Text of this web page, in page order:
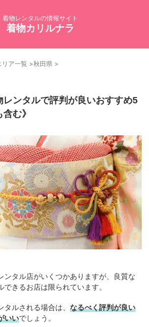
着物レンタルの情報サイト
着物カリルナラ
リア一覧 >秋田県 >
レンタルで評判が良いおすすめ5
む》
ンタル店がいくつかありますが、良質な
きるお店は限られています。
ルされる場合は、 なるべく評判が良い
いいでしょう。